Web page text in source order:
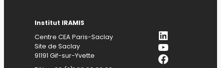
Institut IRAMIS
Centre CEA Paris-Saclay
Site de Saclay
91191 Gif-sur-Yvette
LinkedIn
YouTube
Facebook